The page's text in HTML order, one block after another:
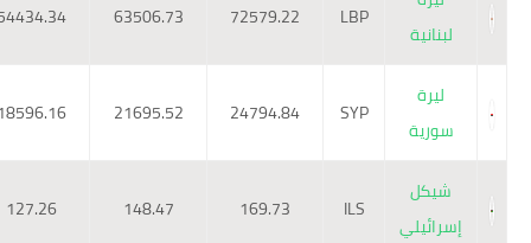
لبنانية
LBP
72579.22
63506.73
54434.34
سورية
SYP
24794.84
21695.52
18596.16
شيكل
إسرائيلي
169.73
148.47
127.26